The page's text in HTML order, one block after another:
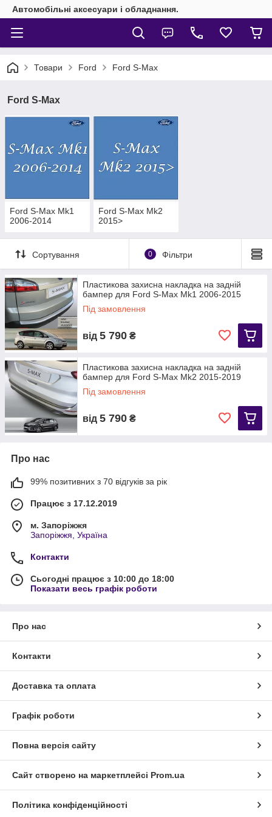
Автомобільні аксесуари і обладнання.
Товари Ford Ford S-Max
Ford S-Max
Ford S-Max Mk1
2006-2014
Ford S-Max Mk2
2015>
Сортування 0 Фільтри
Пластикова захисна накладка на задній
бампер для Ford S-Max Mk1 2006-2015
Під замовлення
від 5 790 ₴
Пластикова захисна накладка на задній
бампер для Ford S-Max Mk2 2015-2019
Під замовлення
від 5 790 ₴
Про нас
99% позитивних з 70 відгуків за рік
Працює з 17.12.2019
м. Запоріжжя
Запоріжжя, Україна
Контакти
Сьогодні працює з 10:00 до 18:00
Показати весь графік роботи
Про нас
Контакти
Доставка та оплата
Графік роботи
Повна версія сайту
Сайт створено на маркетплейсі Prom.ua
Політика конфіденційності